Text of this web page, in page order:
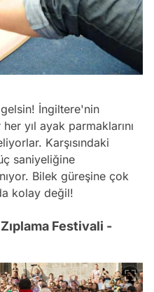
İngiltere'nin
yıl ayak parmaklarını
Karşısındaki
saniyeliğine
Bilek güreşine çok
kolay değil!
Festivali -